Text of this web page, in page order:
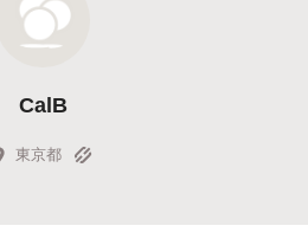
CalB
東京都